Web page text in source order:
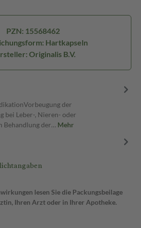
PZN: 15568462
Hartkapseln
Originalis B.V.
der
bei Leber-, Nieren- oder
Behandlung der… Mehr
lesen Sie die Packungsbeilage
Ihren Arzt oder in Ihrer Apotheke.